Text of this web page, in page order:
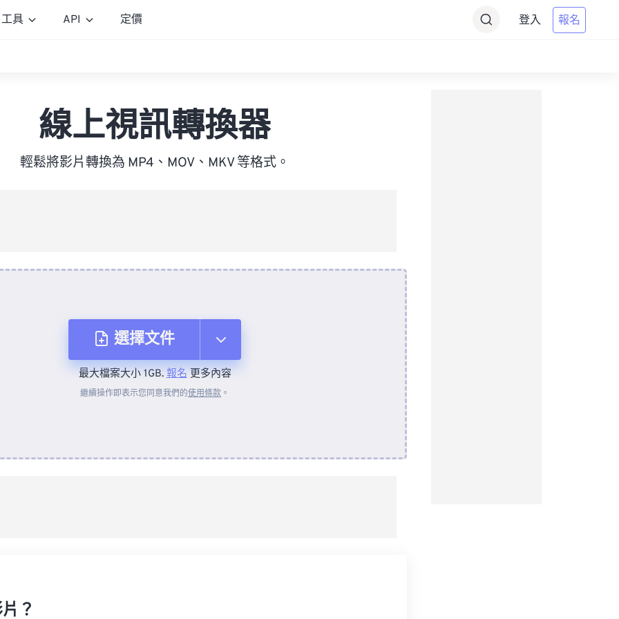
工具 API 定價 登入 報名
線上視訊轉換器
輕鬆將影片轉換為 MP4、MOV、MKV 等格式。
選擇文件
來自裝置
最大檔案大小 1GB.報名更多內容
繼續操作即表示您同意我們的使用條款 。
？